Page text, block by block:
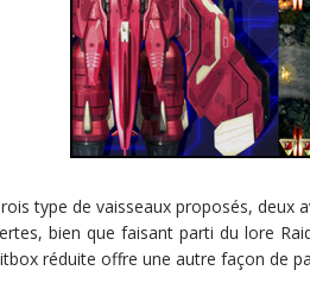
type de vaisseaux proposés, deux
bien que faisant parti du lore
réduite offre une autre façon de